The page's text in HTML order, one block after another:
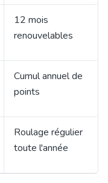
12 mois
renouvelables
Cumul annuel de
points
Roulage régulier
toute l'année